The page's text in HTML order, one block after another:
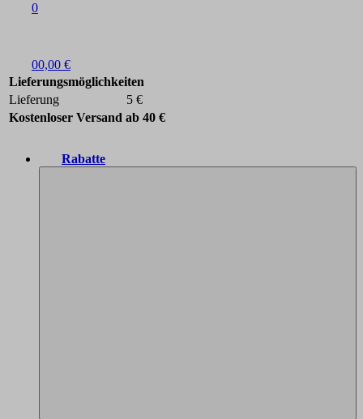
0
00,00 €
Lieferungsmöglichkeiten
Lieferung
5 €
Kostenloser Versand ab 40 €
Rabatte